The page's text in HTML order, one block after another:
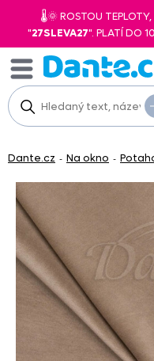
🌡️🌞 ROSTOU
"27SLEVA27". PLATÍ DO
Dante.cz - Na okno -